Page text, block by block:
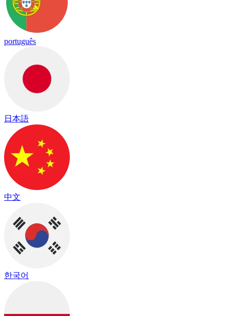
português
日本語
中文
한국어